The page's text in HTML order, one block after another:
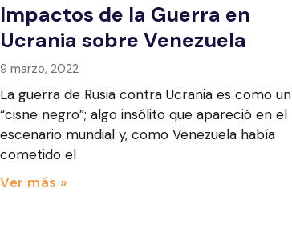
Impactos de la Guerra en
Ucrania sobre Venezuela
9 marzo, 2022
La guerra de Rusia contra Ucrania es como un
“cisne negro”; algo insólito que apareció en el
escenario mundial y, como Venezuela había
cometido el
Ver más »